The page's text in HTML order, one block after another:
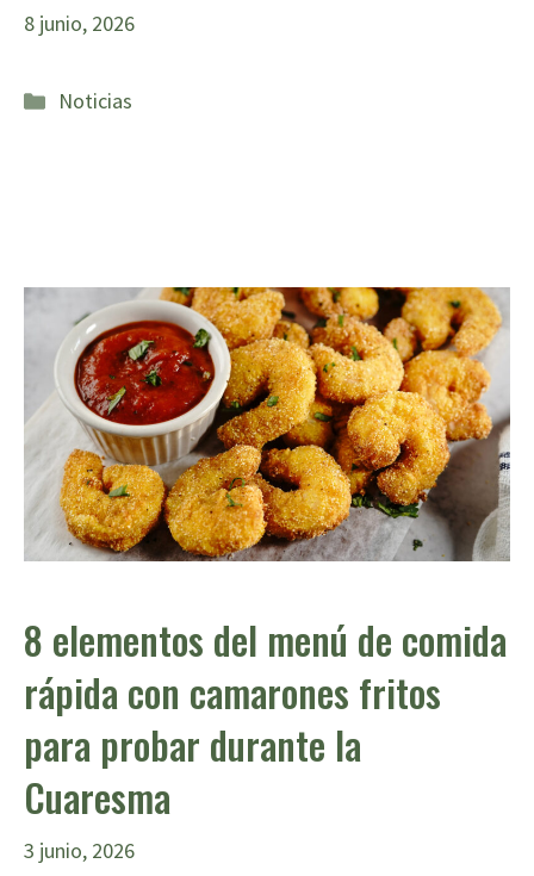
8 junio, 2026
Categorías
Noticias
8 elementos del menú de comida
rápida con camarones fritos
para probar durante la
Cuaresma
3 junio, 2026